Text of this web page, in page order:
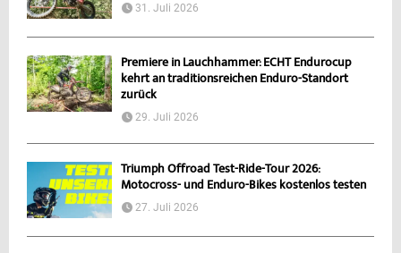
31. Juli 2026
Premiere in Lauchhammer: ECHT Endurocup
kehrt an traditionsreichen Enduro-Standort
zurück
29. Juli 2026
Triumph Offroad Test-Ride-Tour 2026:
Motocross- und Enduro-Bikes kostenlos testen
27. Juli 2026